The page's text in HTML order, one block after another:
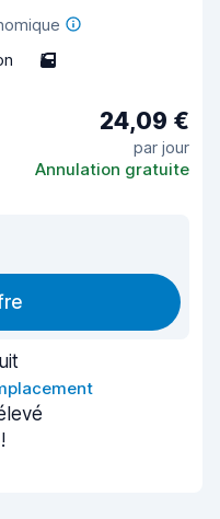
5
24,09 €
par jour
Annulation gratuite